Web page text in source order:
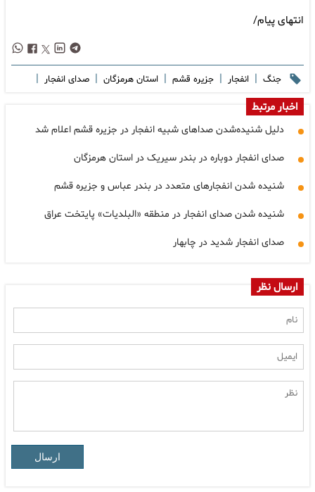
انتهای پیام/
جنگ | انفجار | جزیره قشم | استان هرمزگان | صدای انفجار |
اخبار مرتبط
دلیل شنیده‌شدن صداهای شبیه انفجار در جزیره قشم اعلام شد
صدای انفجار دوباره در بندر سیریک در استان هرمزگان
شنیده شدن انفجارهای متعدد در بندر عباس و جزیره قشم
شنیده شدن صدای انفجار در منطقه «البلدیات» پایتخت عراق
صدای انفجار شدید در چابهار
ارسال نظر
ارسال